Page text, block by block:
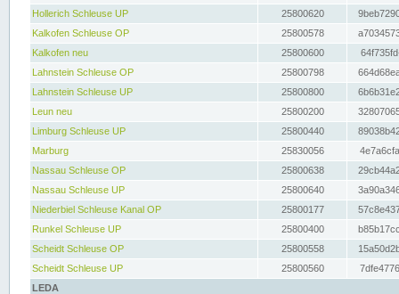
Hollerich Schleuse UP
25800620
Kalkofen Schleuse OP
25800578
Kalkofen neu
25800600
Lahnstein Schleuse OP
25800798
Lahnstein Schleuse UP
25800800
Leun neu
25800200
Limburg Schleuse UP
25800440
Marburg
25830056
Nassau Schleuse OP
25800638
Nassau Schleuse UP
25800640
Niederbiel Schleuse Kanal OP
25800177
Runkel Schleuse UP
25800400
Scheidt Schleuse OP
25800558
Scheidt Schleuse UP
25800560
LEDA